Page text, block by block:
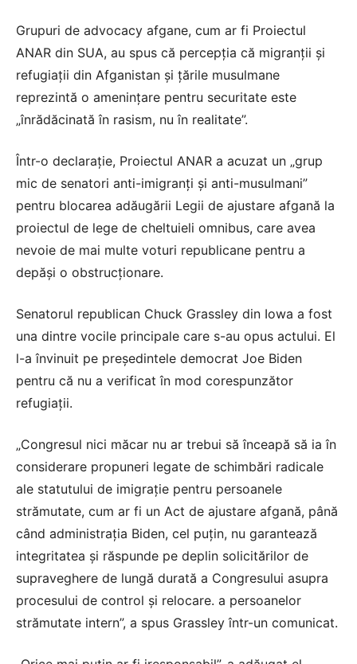
Grupuri de advocacy afgane, cum ar fi Proiectul
ANAR din SUA, au spus că percepția că migranții și
refugiații din Afganistan și țările musulmane
reprezintă o amenințare pentru securitate este
„înrădăcinată în rasism, nu în realitate”.
Într-o declarație, Proiectul ANAR a acuzat un „grup
mic de senatori anti-imigranți și anti-musulmani”
pentru blocarea adăugării Legii de ajustare afgană la
proiectul de lege de cheltuieli omnibus, care avea
nevoie de mai multe voturi republicane pentru a
depăși o obstrucționare.
Senatorul republican Chuck Grassley din Iowa a fost
una dintre vocile principale care s-au opus actului. El
l-a învinuit pe președintele democrat Joe Biden
pentru că nu a verificat în mod corespunzător
refugiații.
„Congresul nici măcar nu ar trebui să înceapă să ia în
considerare propuneri legate de schimbări radicale
ale statutului de imigrație pentru persoanele
strămutate, cum ar fi un Act de ajustare afgană, până
când administrația Biden, cel puțin, nu garantează
integritatea și răspunde pe deplin solicitărilor de
supraveghere de lungă durată a Congresului asupra
procesului de control și relocare. a persoanelor
strămutate intern”, a spus Grassley într-un comunicat.